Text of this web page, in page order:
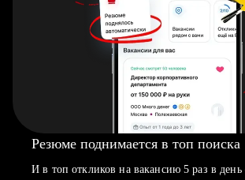
Резюме поднимается в топ поиска
И в топ откликов на вакансию 5 раз в